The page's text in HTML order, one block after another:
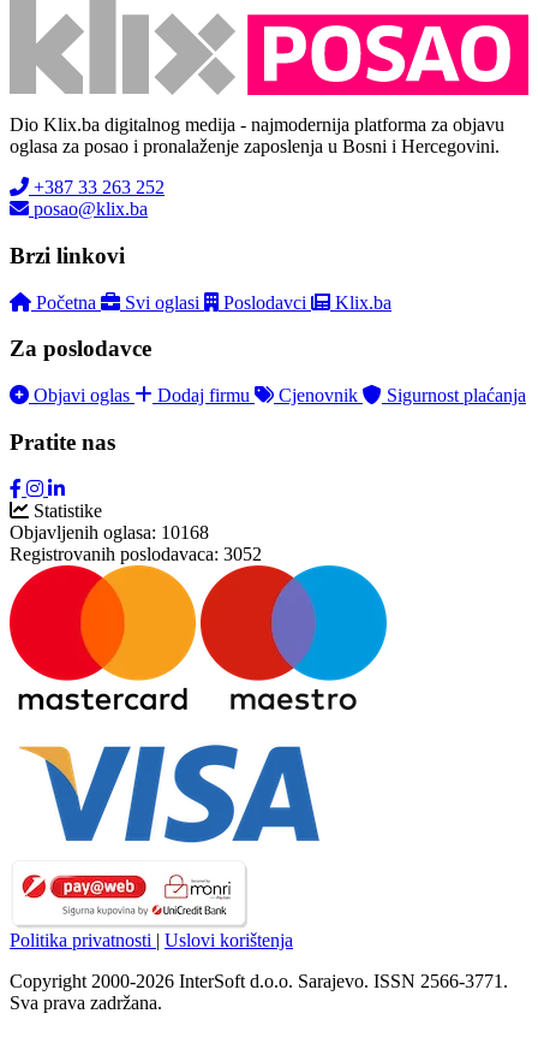
Dio Klix.ba digitalnog medija - najmodernija platforma za objavu
oglasa za posao i pronalaženje zaposlenja u Bosni i Hercegovini.
+387 33 263 252
posao@klix.ba
Brzi linkovi
Početna Svi oglasi Poslodavci Klix.ba
Za poslodavce
Objavi oglas Dodaj firmu Cjenovnik Sigurnost plaćanja
Pratite nas
Statistike
Objavljenih oglasa: 10168
Registrovanih poslodavaca: 3052
Politika privatnosti | Uslovi korištenja
Copyright 2000-2026 InterSoft d.o.o. Sarajevo. ISSN 2566-3771.
Sva prava zadržana.